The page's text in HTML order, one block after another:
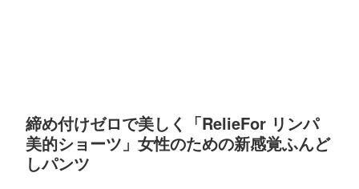
締め付けゼロで美しく「RelieFor リンパ
美的ショーツ」女性のための新感覚ふんど
しパンツ